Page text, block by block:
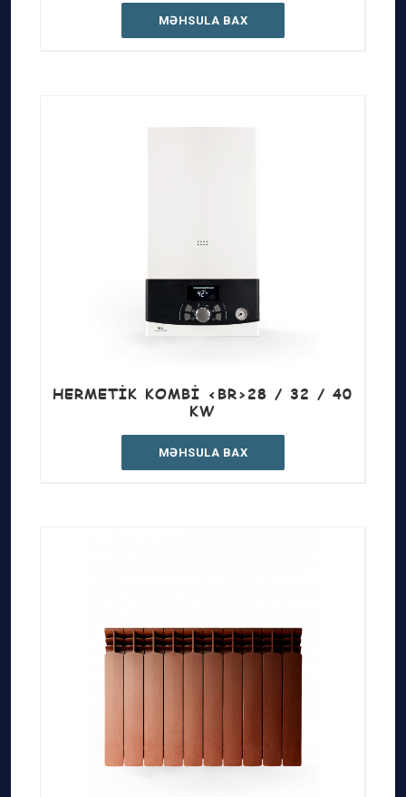
MƏHSULA BAX
HERMETIK KOMBI <BR>28 / 32 / 40
KW
MƏHSULA BAX